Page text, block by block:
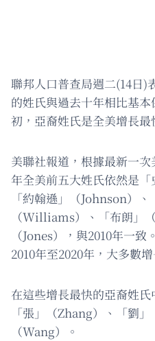
聯邦人口普查局週二(14日)
的姓氏與過去十年相比基
初，亞裔姓氏是全美增長最
美聯社報道，根據最新一
年全美前五大姓氏依然是
「約翰遜」（Johnson）、
（Williams）、「布朗」
（Jones），與2010年一
2010年至2020年，大多數
在這些增長最快的亞裔姓
「張」（Zhang）、「劉
（Wang）。